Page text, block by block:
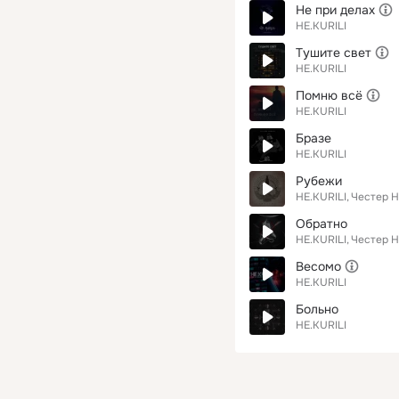
Не при делах
НЕ.KURILI
Тушите свет
НЕ.KURILI
Помню всё
НЕ.KURILI
Бразе
НЕ.KURILI
Рубежи
НЕ.KURILI Честер
Обратно
НЕ.KURILI Честер
Весомо
НЕ.KURILI
Больно
НЕ.KURILI